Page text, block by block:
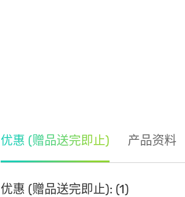
优惠 (赠品送完即止) 产品资料
优惠 (赠品送完即止): (1)